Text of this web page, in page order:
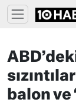
balon ve